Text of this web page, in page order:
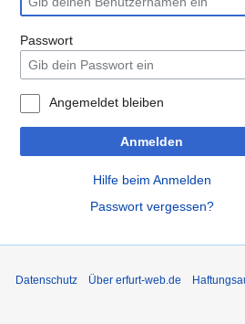
Passwort
Angemeldet bleiben
Anmelden
Hilfe beim Anmelden
Passwort vergessen?
Datenschutz Über erfurt-web.de